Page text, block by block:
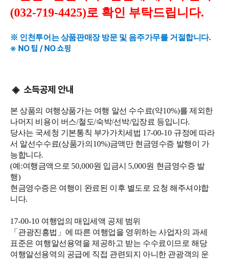
(032-719-4425)로 확인 부탁드립니다.
※ 인천투어는 상품판매장 방문 및 음주가무를 거절합니다.
※ NO 팁 / NO 쇼핑
◈소득공제 안내
본 상품의 여행상품가는 여행 알선 수수료(약10%)를 제외한
나머지 비용이 버스/철도/숙박/선박/입장료 등입니다.
당사는 국세청 기본통칙 부가가치세법 17-00-10 규정에 따라
서 알선수수료(상품가의 10%)금액만 현금영수증 발행이 가
능합니다.
(예 :여행금액으로 50,000원 입금시 5,000원 현금영수증 발
행)
현금영수증은 여행이 완료된 이후 별도로 요청 해주셔야합
니다.
17-00-10 여행업의 매입세액 공제 범위
「 관광진흥법 」 에 따른 여행업을 영위하는 사업자의 과세
표준은 여행알선용역을 제공하고 받는 수수료이므로 해당
여행알선용역의 공급에 직접 관련되지 아니한 관광객의 운